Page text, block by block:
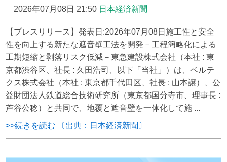
2026年07月08日 21:50 日本経済新聞
【プレスリリース】発表日:2026年07月08日施工性と安全
性を向上する新たな遮音壁工法を開発－工程簡略化による
工期短縮と剥落リスク低減－東急建設株式会社（本社 : 東
京都渋谷区、社長 : 久田浩司、以下「当社」）は、ベルテ
クス株式会社（本社 : 東京都千代田区、社長 : 山本譲）、公
益財団法人鉄道総合技術研究所（東京都国分寺市、理事長 :
芦谷公稔）と共同で、地覆と遮音壁を一体化して施 ...
>>続きを読む 〔出典：日本経済新聞〕